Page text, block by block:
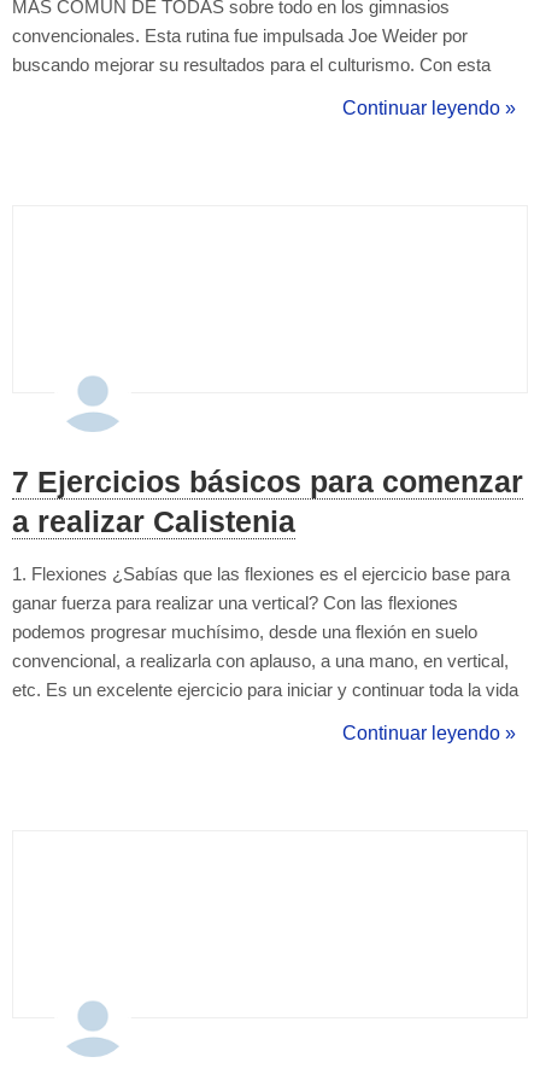
MÁS COMÚN DE TODAS sobre todo en los gimnasios
convencionales. Esta rutina fue impulsada Joe Weider por
buscando mejorar su resultados para el culturismo. Con esta
por ejemplo. Pecho/bíceps, Dorsal/tríceps, Hombro/pierna. Lo
Continuar leyendo »
7 Ejercicios básicos para comenzar
a realizar Calistenia
1. Flexiones ¿Sabías que las flexiones es el ejercicio base para
ganar fuerza para realizar una vertical? Con las flexiones
podemos progresar muchísimo, desde una flexión en suelo
convencional, a realizarla con aplauso, a una mano, en vertical,
etc. Es un excelente ejercicio para iniciar y continuar toda la vida
progresión. 2. Dominadas Las dominadas es un ejercicio difícil y
Continuar leyendo »